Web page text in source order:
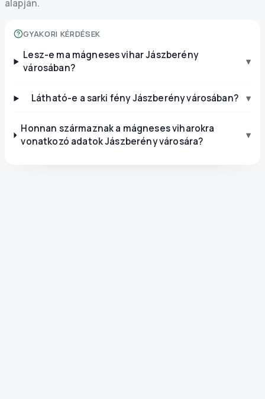
alapján.
GYAKORI KÉRDÉSEK
Lesz-e ma mágneses vihar Jászberény
városában?
▾
Látható-e a sarki fény Jászberény városában? ▾
Honnan származnak a mágneses viharokra
vonatkozó adatok Jászberény városára?
▾